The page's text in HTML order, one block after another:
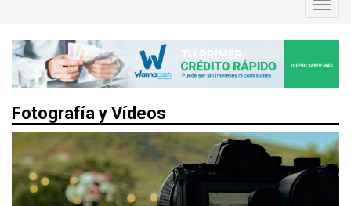
Fotografía y Vídeos